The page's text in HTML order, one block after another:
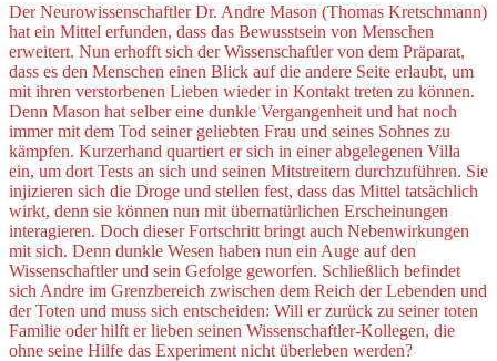
Der Neurowissenschaftler Dr. Andre Mason (Thomas Kretschmann)
hat ein Mittel erfunden, dass das Bewusstsein von Menschen
erweitert. Nun erhofft sich der Wissenschaftler von dem Präparat,
dass es den Menschen einen Blick auf die andere Seite erlaubt, um
mit ihren verstorbenen Lieben wieder in Kontakt treten zu können.
Denn Mason hat selber eine dunkle Vergangenheit und hat noch
immer mit dem Tod seiner geliebten Frau und seines Sohnes zu
kämpfen. Kurzerhand quartiert er sich in einer abgelegenen Villa
ein, um dort Tests an sich und seinen Mitstreitern durchzuführen. Sie
injizieren sich die Droge und stellen fest, dass das Mittel tatsächlich
wirkt, denn sie können nun mit übernatürlichen Erscheinungen
interagieren. Doch dieser Fortschritt bringt auch Nebenwirkungen
mit sich. Denn dunkle Wesen haben nun ein Auge auf den
Wissenschaftler und sein Gefolge geworfen. Schließlich befindet
sich Andre im Grenzbereich zwischen dem Reich der Lebenden und
der Toten und muss sich entscheiden: Will er zurück zu seiner toten
Familie oder hilft er lieben seinen Wissenschaftler-Kollegen, die
ohne seine Hilfe das Experiment nicht überleben werden?